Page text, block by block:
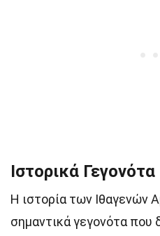
Ιστορικά Γεγονότα
Η ιστορία των Ιθαγενών
σημαντικά γεγονότα